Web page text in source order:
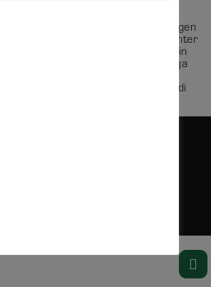
heftig an! Diese Niederlage gegen
war es auch. Ratlose Gesichter
bei den Fans – es war kein
des MTV aus der Regionalliga
standen die Zeichen nach einer
voll auf Optimismus. Trainer Rudi